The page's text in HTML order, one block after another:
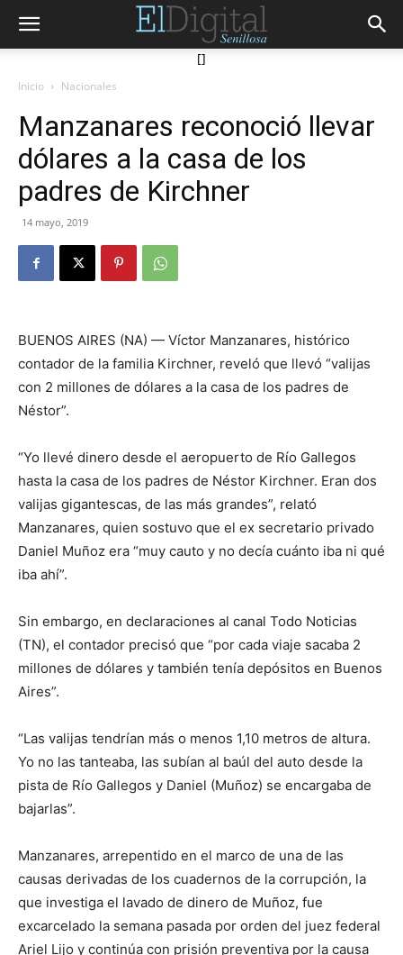
[]
Inicio Nacionales
Manzanares reconoció llevar
dólares a la casa de los
padres de Kirchner
14 mayo, 2019
BUENOS AIRES (NA) — Víctor Manzanares, histórico
contador de la familia Kirchner, reveló que llevó “valijas
con 2 millones de dólares a la casa de los padres de
Néstor”.
“Yo llevé dinero desde el aeropuerto de Río Gallegos
hasta la casa de los padres de Néstor Kirchner. Eran dos
valijas gigantescas, de las más grandes”, relató
Manzanares, quien sostuvo que el ex secretario privado
Daniel Muñoz era “muy cauto y no decía cuánto iba ni qué
iba ahí”.
Sin embargo, en declaraciones al canal Todo Noticias
(TN), el contador precisó que “por cada viaje sacaba 2
millones de dólares y también tenía depósitos en Buenos
Aires”.
“Las valijas tendrían más o menos 1,10 metros de altura.
Yo no las tanteaba, las subían al baúl del auto desde la
pista de Río Gallegos y Daniel (Muñoz) se encargaba de
bajarlas”.
Manzanares, arrepentido en el marco de una de las
causas derivadas de los cuadernos de la corrupción, la
que investiga el lavado de dinero de Muñoz, fue
excarcelado la semana pasada por orden del juez federal
Ariel Lijo y continúa con prisión preventiva por la causa